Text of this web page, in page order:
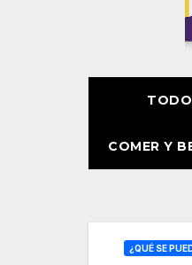
COMER Y
¿QUÉ SE